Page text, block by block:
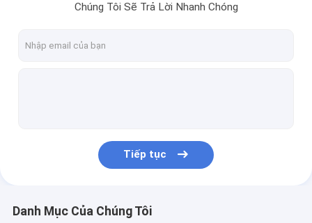
Chúng Tôi Sẽ Trả Lời Nhanh Chóng
Tiếp tục
Danh Mục Của Chúng Tôi